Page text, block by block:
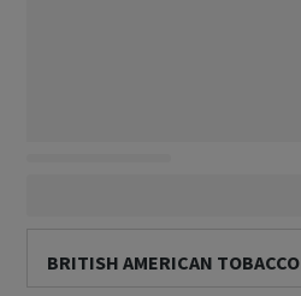
BRITISH AMERICAN TOBACCO